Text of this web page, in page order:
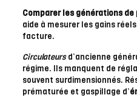
Comparer les générations
aide à mesurer les gains
facture.
Circulateursd’ancienne
régime. Ils manquent de
souvent surdimensionnés.
prématurée et gaspillage d’